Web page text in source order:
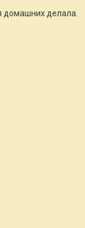
домашних делала.